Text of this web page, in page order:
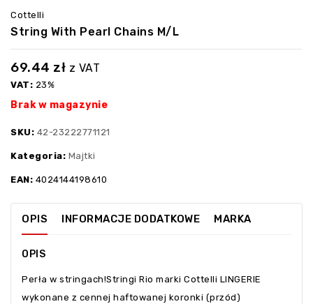
Cottelli
String With Pearl Chains M/L
69.44 zł z VAT
VAT: 23%
Brak w magazynie
SKU: 42-23222771121
Kategoria: Majtki
EAN: 4024144198610
OPIS INFORMACJE DODATKOWE MARKA
OPIS
Perła w stringach!Stringi Rio marki Cottelli LINGERIE
wykonane z cennej haftowanej koronki (przód)